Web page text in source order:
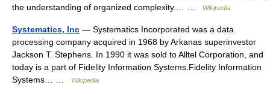
the understanding of organized complexity.… …
Wikipedia
Systematics, Inc — Systematics Incorporated was a data
processing company acquired in 1968 by Arkanas superinvestor
Jackson T. Stephens. In 1990 it was sold to Alltel Corporation, and
today is a part of Fidelity Information Systems.Fidelity Information
Systems… …
Wikipedia